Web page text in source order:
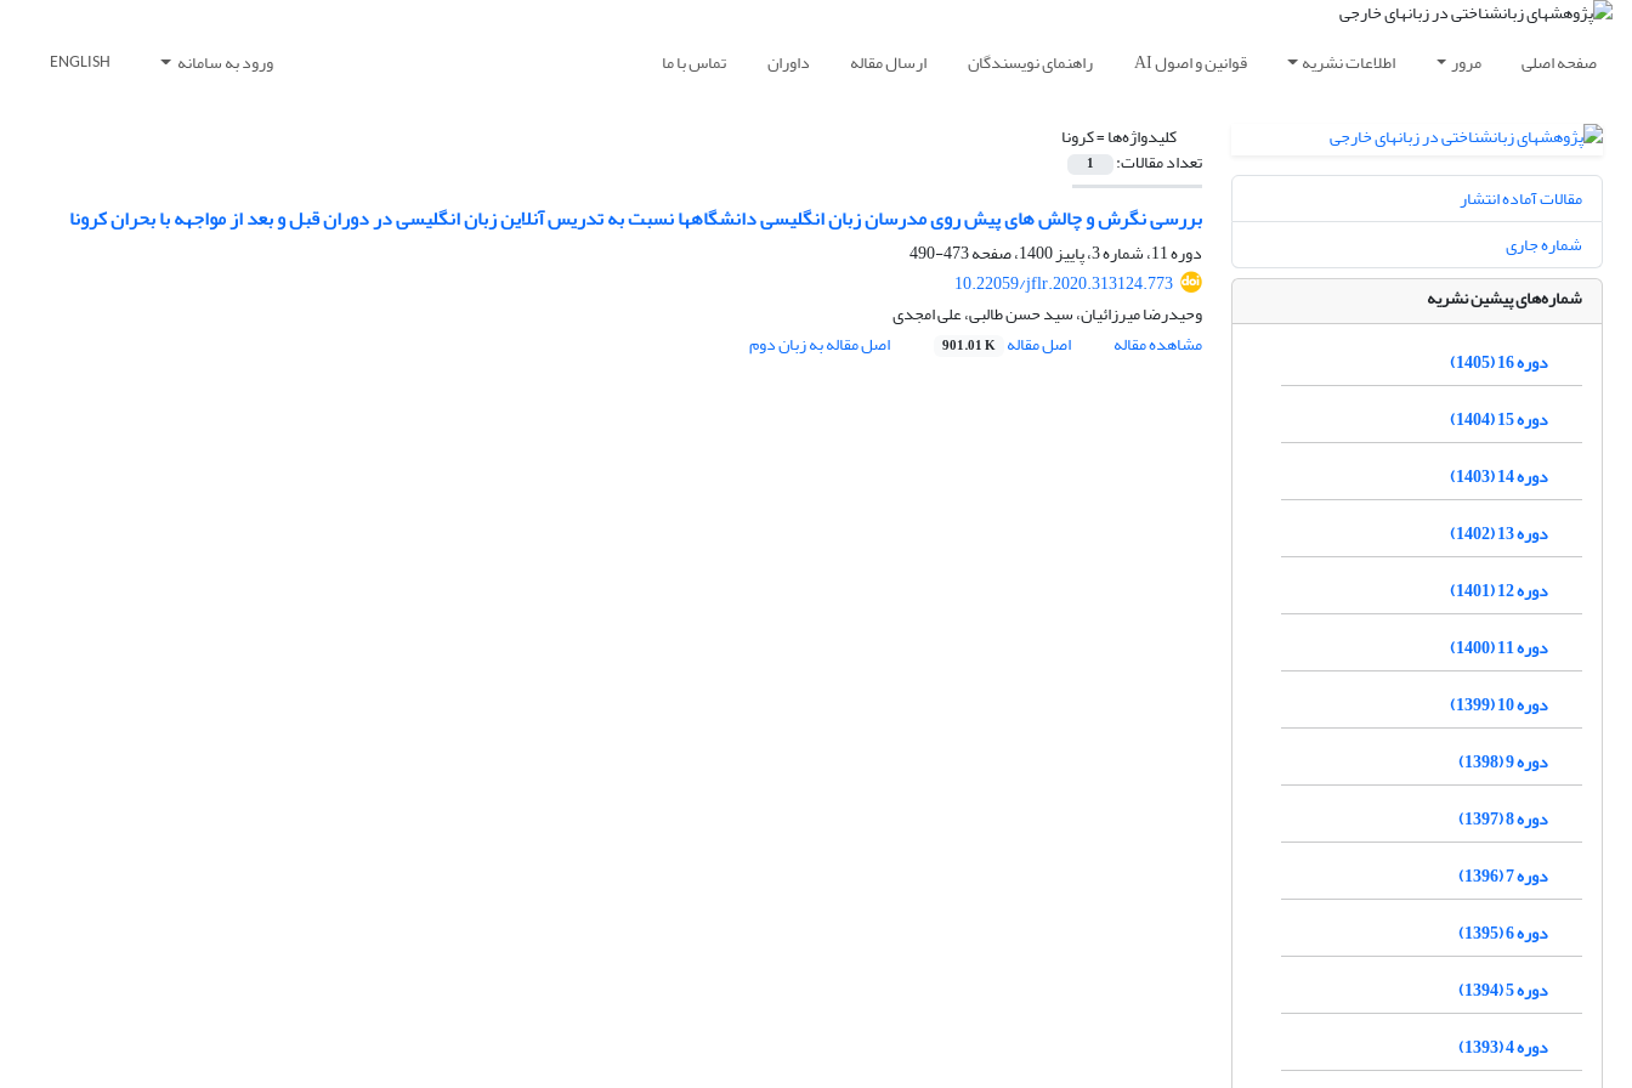
صفحه اصلی مرور اطلاعات نشریه قوانین و اصول AI راهنمای نویسندگان ارسال مقاله داوران تماس با ما ورود به سامانه ENGLISH
کلیدواژه‌ها =کرونا
تعداد مقالات: 1
بررسی نگرش و چالش های پیش روی مدرسان زبان انگلیسی دانشگاهها نسبت به تدریس آنلاین زبان انگلیسی در دوران قبل و بعد از مواجهه با بحران کرونا
دوره 11، شماره 3، پاییز 1400، صفحه
473-490
10.22059/jflr.2020.313124.773
وحیدرضا میرزائیان، سید حسن طالبی، علی امجدی
مشاهده مقاله
اصل مقاله 901.01 K اصل مقاله به زبان دوم
مقالات آماده انتشار
شماره جاری
شماره‌های پیشین نشریه
دوره 16 (1405)
دوره 15 (1404)
دوره 14 (1403)
دوره 13 (1402)
دوره 12 (1401)
دوره 11 (1400)
دوره 10 (1399)
دوره 9 (1398)
دوره 8 (1397)
دوره 7 (1396)
دوره 6 (1395)
دوره 5 (1394)
دوره 4 (1393)